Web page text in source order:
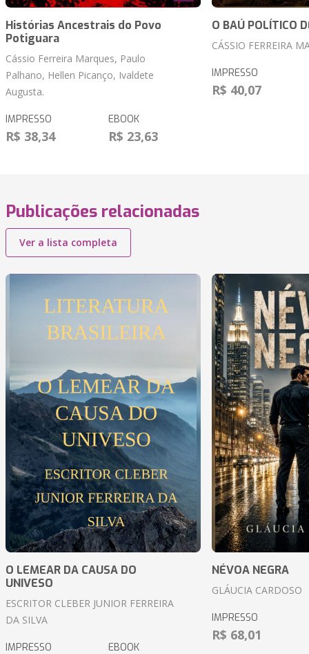
Histórias Ancestrais do Povo
Potiguara
Cássio Ferreira Marques, Paulo
Palhano, Hellen Picanço, Ivaldete
Augusta.
IMPRESSO
R$ 38,34
EBOOK
R$ 23,63
O BAÚ POLÍTICO
CÁSSIO FERREIRA
IMPRESSO
R$ 40,07
Publicações relacionadas
Ver a lista completa
O LEMEAR DA CAUSA DO
UNIVESO
ESCRITOR CLEBER JUNIOR FERREIRA
DA SILVA
IMPRESSO EBOOK
NÉVOA NEGRA
GLÁUCIA CARDOSO
IMPRESSO
R$ 68,01